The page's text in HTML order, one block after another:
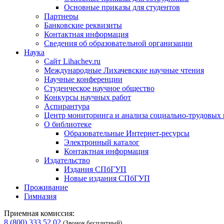
Основные приказы для студентов
Партнеры
Банковские реквизиты
Контактная информация
Сведения об образовательной организации
Наука
Сайт Lihachev.ru
Международные Лихачевские научные чтения
Научные конференции
Студенческое научное общество
Конкурсы научных работ
Аспирантура
Центр мониторинга и анализа социально-трудовых
О библиотеке
Образовательные Интернет-ресурсы
Электронный каталог
Контактная информация
Издательство
Издания СПбГУП
Новые издания СПбГУП
Проживание
Гимназия
Приемная комиссия:
8 (800) 333 52 02